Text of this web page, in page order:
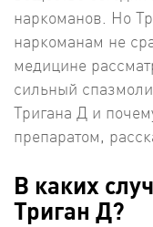
наркоманов. Но
наркоманам не
медицине
сильный
Тригана Д и
препаратом,
В каких
Триган Д?